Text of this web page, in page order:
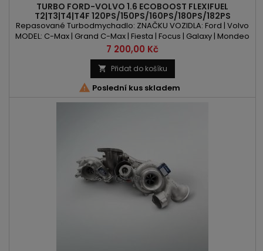
TURBO FORD-VOLVO 1.6 ECOBOOST FLEXIFUEL
T2|T3|T4|T4F 120PS/150PS/160PS/180PS/182PS
Repasované Turbodmychadlo: ZNAČKU VOZIDLA: Ford | Volvo
MODEL: C-Max | Grand C-Max | Fiesta | Focus | Galaxy | Mondeo
| S-Max | S60 | S80 | V40 | V60 | V70 KÓD MOTORU: JQDA | JQDB |
JTBA | JTBB | JTDA | JTDB | JTJA | JTJB | JTWA | JTWB | YUDA | B
4164 T | B 4164 T2 | B 4164 T3 OBSAH: 1596ccm | 1.6 EcoBoost | 1.6
FlexiFuel | 1.6 T | 1.6 T3 | 1.6 T4 | 1.6...
Cena
7 200,00 Kč
 Přidat do košíku
 Poslední kus skladem